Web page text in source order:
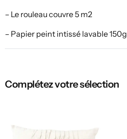
– Le rouleau couvre 5 m2
– Papier peint intissé lavable 150g
Complétez votre sélection